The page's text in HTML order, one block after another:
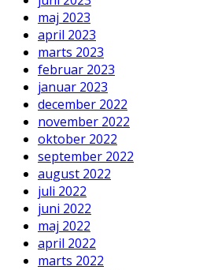
maj 2023
april 2023
marts 2023
februar 2023
januar 2023
december 2022
november 2022
oktober 2022
september 2022
august 2022
juli 2022
juni 2022
maj 2022
april 2022
marts 2022